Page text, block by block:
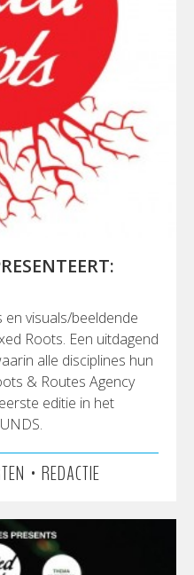
en visuals/beeldende
Roots. Een uitdagend
alle disciplines hun
& Routes Agency
editie in het
• REDACTIE